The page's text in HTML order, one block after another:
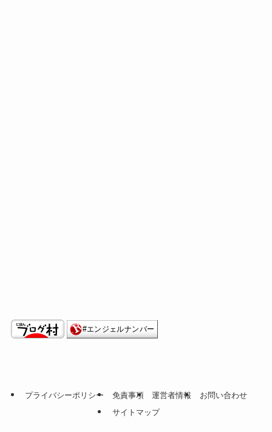
プライバシーポリシー 免責事項 運営者情報
お問い合わせ
サイトマップ